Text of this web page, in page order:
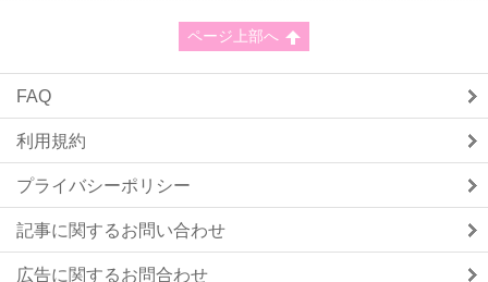
ページ上部へ
FAQ
利用規約
プライバシーポリシー
記事に関するお問い合わせ
広告に関するお問合わせ